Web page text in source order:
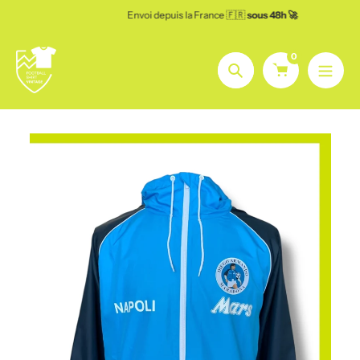
contenu
Envoi depuis la France 🇫🇷sous 48h 🚀
Chercher
0